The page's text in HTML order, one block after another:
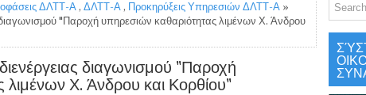
ΔΛΤΤ-Α, ΔΛΤΤ-Α , Προκηρύξεις Υπηρεσιών ΔΛΤΤ-Α »
"Παροχή υπηρεσιών καθαριότητας λιμένων Χ. Άνδρου
διαγωνισμού "Παροχή
λιμένων Χ. Άνδρου και Κορθίου"